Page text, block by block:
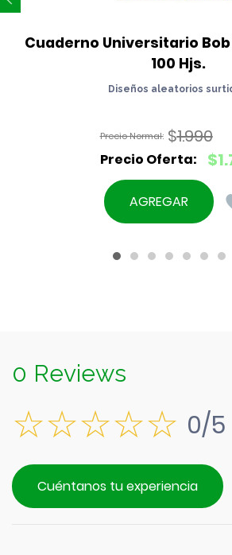
Cuaderno Universitario Bob
100 Hjs.
Diseños aleatorios
$1.990
El
precio
original
$
El
precio
actual
$1.790.
AGREGAR
0 Reviews
0/5
Cuéntanos tu experiencia